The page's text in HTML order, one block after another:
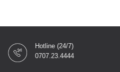
Hotline (24/7)
0707.23.4444